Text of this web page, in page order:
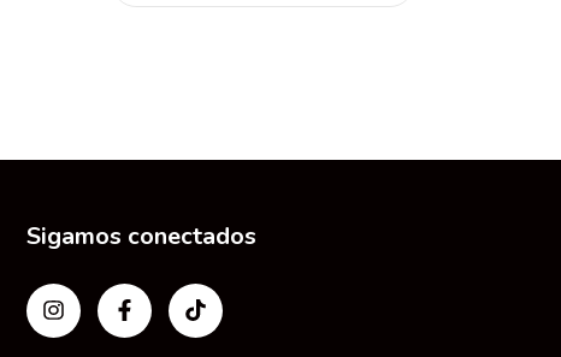
Sigamos conectados